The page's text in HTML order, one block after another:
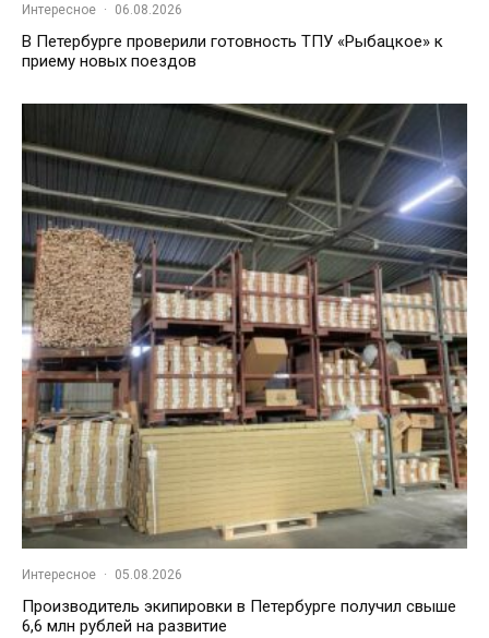
Интересное · 06.08.2026
В Петербурге проверили готовность ТПУ «Рыбацкое» к
приему новых поездов
Интересное · 05.08.2026
Производитель экипировки в Петербурге получил свыше
6,6 млн рублей на развитие